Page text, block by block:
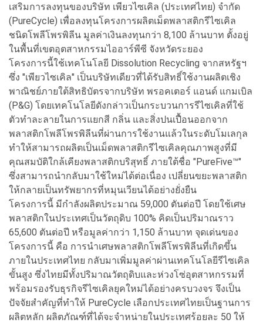
เสริมการลงทุนของบริษัท เพียวไซเคิล (ประเทศไทย) จำกัด
(PureCycle) เพื่อลงทุนโครงการผลิตเม็ดพลาสติกรีไซเคิล
ชนิดโพลีโพรพิลีน มูลค่าเงินลงทุนกว่า 8,100 ล้านบาท ตั้งอยู่
ในพื้นที่เขตอุตสาหกรรมไออาร์พีซี จังหวัดระยอง
โครงการนี้ใช้เทคโนโลยี Dissolution Recycling จากสหรัฐฯ
ซึ่ง "เพียวไซเคิล" เป็นบริษัทเดียวที่ได้รับสิทธิ์ใช้งานผลิตเชิง
พาณิชย์ภายใต้สิทธิบัตรจากบริษัท พรอคเตอร์ แอนด์ แกมเบิล
(P&G) โดยเทคโนโลยีดังกล่าวเป็นกระบวนการรีไซเคิลที่ใช้
ตัวทำละลายในการแยกสี กลิ่น และสิ่งปนเปื้อนออกจาก
พลาสติกโพลีโพรพิลีนที่ผ่านการใช้งานแล้วในระดับโมเลกุล
ทำให้สามารถผลิตเป็นเม็ดพลาสติกรีไซเคิลคุณภาพสูงที่มี
คุณสมบัติใกล้เคียงพลาสติกบริสุทธิ์ ภายใต้ชื่อ "PureFive™"
ซึ่งสามารถนำกลับมาใช้ใหม่ได้ต่อเนื่อง เปลี่ยนขยะพลาสติก
ให้กลายเป็นทรัพยากรที่หมุนเวียนได้อย่างยั่งยืน
โครงการนี้ มีกำลังผลิตประมาณ 59,000 ตันต่อปี โดยใช้เศษ
พลาสติกในประเทศเป็นวัตถุดิบ 100% คิดเป็นปริมาณราว
65,600 ตันต่อปี หรือมูลค่ากว่า 1,150 ล้านบาท จุดเด่นของ
โครงการนี้ คือ การนำเศษพลาสติกโพลีโพรพิลีนที่เกิดขึ้น
ภายในประเทศไทย กลับมาเพิ่มมูลค่าผ่านเทคโนโลยีรีไซเคิล
ขั้นสูง ซึ่งไทยมีทั้งปริมาณวัตถุดิบและห่วงโซ่อุตสาหกรรมที่
พร้อมรองรับธุรกิจรีไซเคิลยุคใหม่ได้อย่างครบวงจร จึงเป็น
ปัจจัยสำคัญที่ทำให้ PureCycle เลือกประเทศไทยเป็นฐานการ
ผลิตหลัก ผลิตภัณฑ์ที่ได้จะจำหน่ายในประเทศร้อยละ 50 ให้